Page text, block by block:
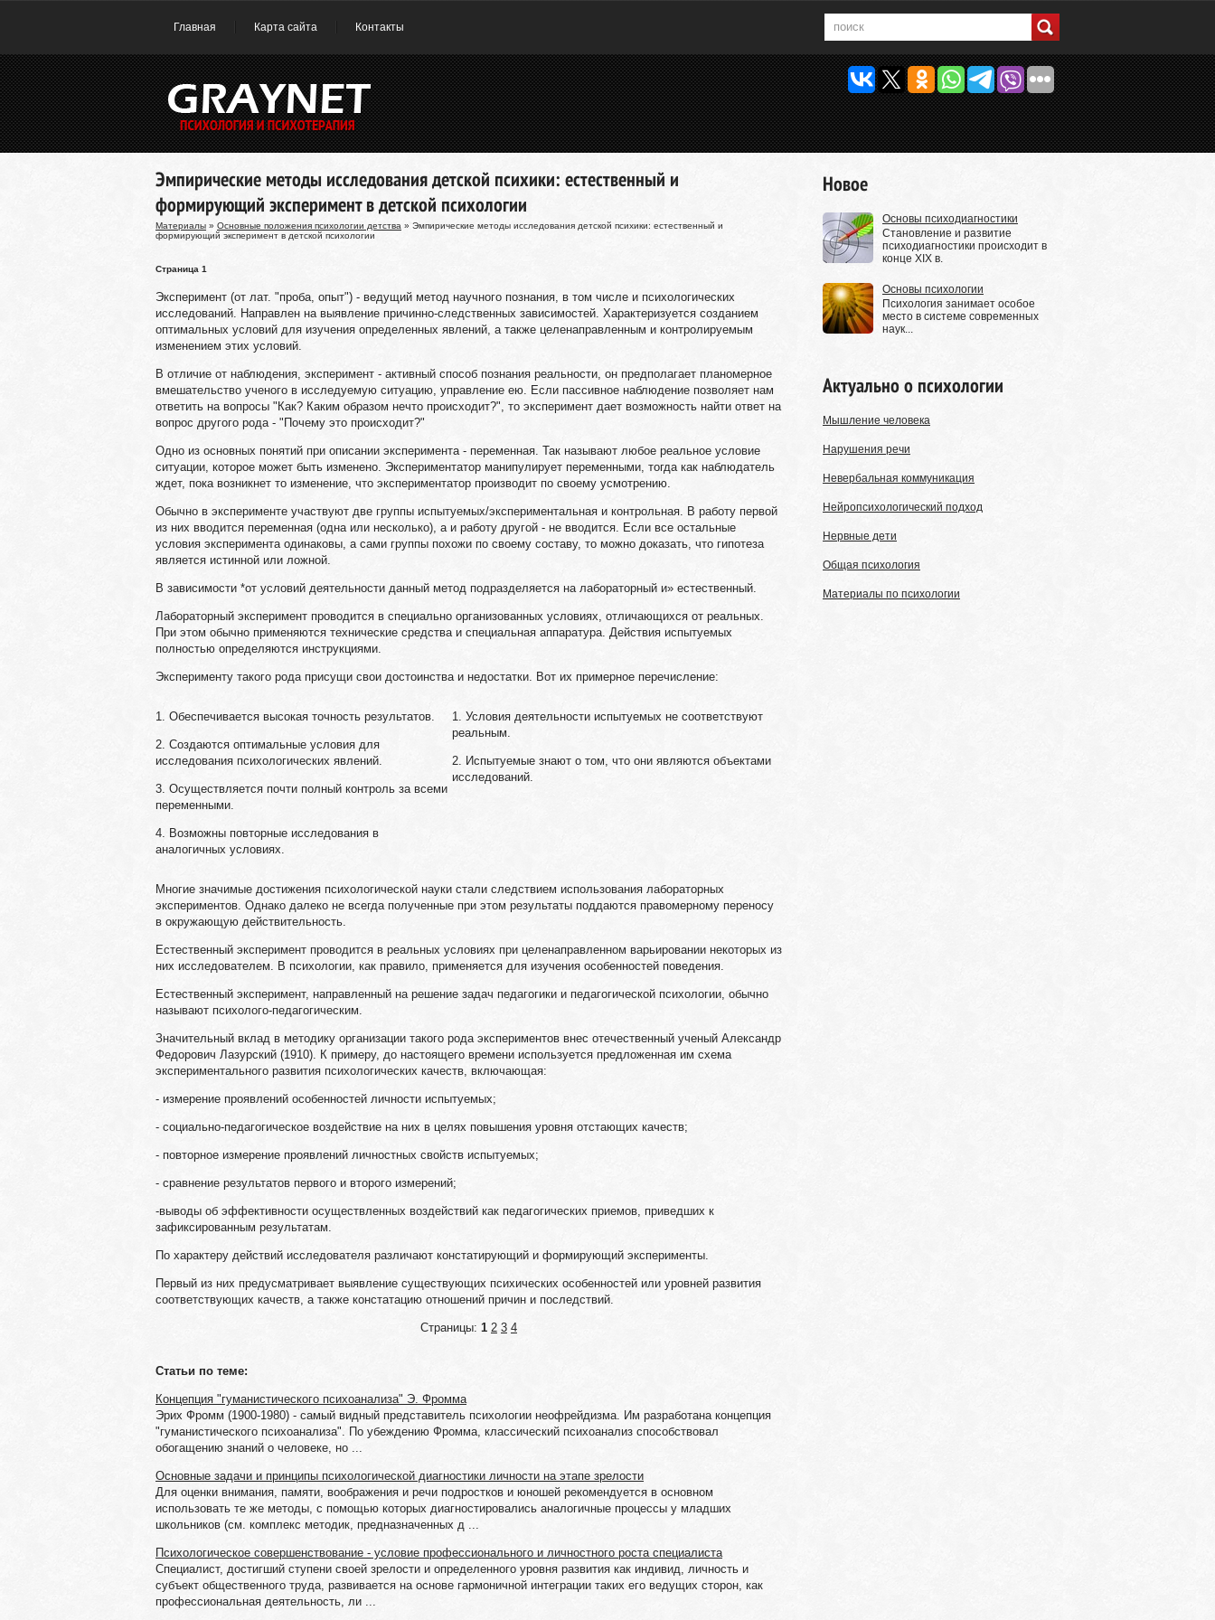
Главная Карта сайта Контакты
Новое
Основы психодиагностики
Становление и развитие
психодиагностики происходит в
конце XIX в.
Основы психологии
Психология занимает особое
место в системе современных
наук...
Актуально о психологии
Мышление человека
Нарушения речи
Невербальная коммуникация
Нейропсихологический подход
Нервные дети
Общая психология
Материалы по психологии
Эмпирические методы исследования детской психики: естественный и
формирующий эксперимент в детской психологии
Материалы » Основные положения психологии детства » Эмпирические методы исследования детской психики: естественный и
формирующий эксперимент в детской психологии
Страница 1
Эксперимент (от лат. "проба, опыт") - ведущий метод научного познания, в том числе и психологических
исследований. Направлен на выявление причинно-следственных зависимостей. Характеризуется созданием
оптимальных условий для изучения определенных явлений, а также целенаправленным и контролируемым
изменением этих условий.
В отличие от наблюдения, эксперимент - активный способ познания реальности, он предполагает планомерное
вмешательство ученого в исследуемую ситуацию, управление ею. Если пассивное наблюдение позволяет нам
ответить на вопросы "Как? Каким образом нечто происходит?", то эксперимент дает возможность найти ответ на
вопрос другого рода - "Почему это происходит?"
Одно из основных понятий при описании эксперимента - переменная. Так называют любое реальное условие
ситуации, которое может быть изменено. Экспериментатор манипулирует переменными, тогда как наблюдатель
ждет, пока возникнет то изменение, что экспериментатор производит по своему усмотрению.
Обычно в эксперименте участвуют две группы испытуемых/экспериментальная и контрольная. В работу первой
из них вводится переменная (одна или несколько), а и работу другой - не вводится. Если все остальные
условия эксперимента одинаковы, а сами группы похожи по своему составу, то можно доказать, что гипотеза
является истинной или ложной.
В зависимости *от условий деятельности данный метод подразделяется на лабораторный и» естественный.
Лабораторный эксперимент проводится в специально организованных условиях, отличающихся от реальных.
При этом обычно применяются технические средства и специальная аппаратура. Действия испытуемых
полностью определяются инструкциями.
Эксперименту такого рода присущи свои достоинства и недостатки. Вот их примерное перечисление:
1. Обеспечивается высокая точность результатов.
2. Создаются оптимальные условия для
исследования психологических явлений.
3. Осуществляется почти полный контроль за всеми
переменными.
4. Возможны повторные исследования в
аналогичных условиях.
1. Условия деятельности испытуемых не соответствуют
реальным.
2. Испытуемые знают о том, что они являются объектами
исследований.
Многие значимые достижения психологической науки стали следствием использования лабораторных
экспериментов. Однако далеко не всегда полученные при этом результаты поддаются правомерному переносу
в окружающую действительность.
Естественный эксперимент проводится в реальных условиях при целенаправленном варьировании некоторых из
них исследователем. В психологии, как правило, применяется для изучения особенностей поведения.
Естественный эксперимент, направленный на решение задач педагогики и педагогической психологии, обычно
называют психолого-педагогическим.
Значительный вклад в методику организации такого рода экспериментов внес отечественный ученый Александр
Федорович Лазурский (1910). К примеру, до настоящего времени используется предложенная им схема
экспериментального развития психологических качеств, включающая:
- измерение проявлений особенностей личности испытуемых;
- социально-педагогическое воздействие на них в целях повышения уровня отстающих качеств;
- повторное измерение проявлений личностных свойств испытуемых;
- сравнение результатов первого и второго измерений;
-выводы об эффективности осуществленных воздействий как педагогических приемов, приведших к
зафиксированным результатам.
По характеру действий исследователя различают констатирующий и формирующий эксперименты.
Первый из них предусматривает выявление существующих психических особенностей или уровней развития
соответствующих качеств, а также констатацию отношений причин и последствий.
Страницы: 1 2 3 4
Статьи по теме:
Концепция "гуманистического психоанализа" Э. Фромма
Эрих Фромм (1900-1980) - самый видный представитель психологии неофрейдизма. Им разработана концепция
"гуманистического психоанализа". По убеждению Фромма, классический психоанализ способствовал
обогащению знаний о человеке, но ...
Основные задачи и принципы психологической диагностики личности на этапе зрелости
Для оценки внимания, памяти, воображения и речи подростков и юношей рекомендуется в основном
использовать те же методы, с помощью которых диагностировались аналогичные процессы у младших
школьников (см. комплекс методик, предназначенных д ...
Психологическое совершенствование - условие профессионального и личностного роста специалиста
Специалист, достигший ступени своей зрелости и определенного уровня развития как индивид, личность и
субъект общественного труда, развивается на основе гармоничной интеграции таких его ведущих сторон, как
профессиональная деятельность, ли ...